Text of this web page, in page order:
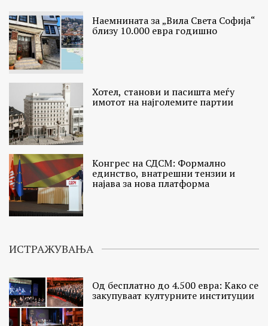
Наемнината за „Вила Света Софија“
близу 10.000 евра годишно
Хотел, станови и пасишта меѓу
имотот на најголемите партии
Конгрес на СДСМ: Формално
единство, внатрешни тензии и
најава за нова платформа
ИСТРАЖУВАЊА
Од бесплатно до 4.500 евра: Како се
закупуваат културните институции